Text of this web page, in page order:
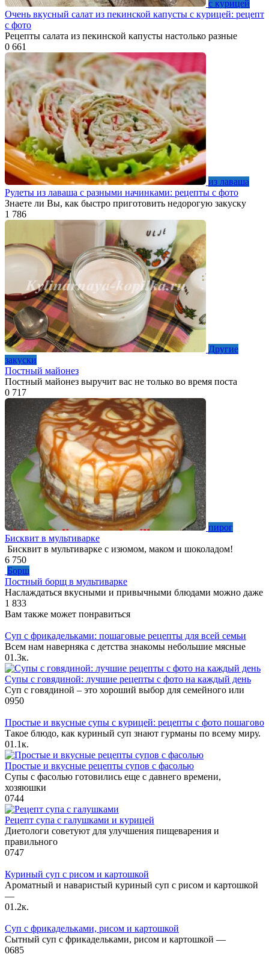
с курицей
Очень вкусный салат из пекинской капусты с курицей: рецепт
с фото
Рецепты салата из пекинской капусты настолько разные
0 661
из лаваша
Рулеты из лаваша с разными начинками: рецепты с фото
Знаете ли Вы, как быстро приготовить недорогую закуску
1 786
Другие
закуски
Постный майонез
Постный майонез выручит вас не только во время поста
0 717
пирог
Бисквит в мультиварке
Бисквит в мультиварке с изюмом, маком и шоколадом!
6 750
Борщ
Постный борщ в мультиварке
Наслаждаться вкусными и привычными блюдами можно даже
1 833
Вам также может понравиться
Суп с фрикадельками: пошаговые рецепты для всей семьи
Всем нам наверняка с детства знакомы небольшие мясные
01.3к.
Супы с говядиной: лучшие рецепты с фото на каждый день
Суп с говядиной – это хороший выбор для семейного или
0950
Простые и вкусные супы с курицей: рецепты с фото пошагово
Такое блюдо, как куриный суп знают гурманы по всему миру.
01.1к.
Простые и вкусные рецепты супов с фасолью
Супы с фасолью готовились еще с давнего времени,
хозяюшки
0744
Рецепт супа с галушками и курицей
Диетологи советуют для улучшения пищеварения и
правильного
0747
Куриный суп с рисом и картошкой
Ароматный и наваристый куриный суп с рисом и картошкой
—
01.2к.
Суп с фрикадельками, рисом и картошкой
Сытный суп с фрикадельками, рисом и картошкой —
0685